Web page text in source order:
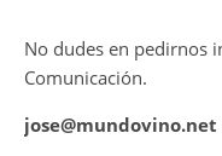
No dudes en pedirnos
Comunicación.
jose@mundovino.net